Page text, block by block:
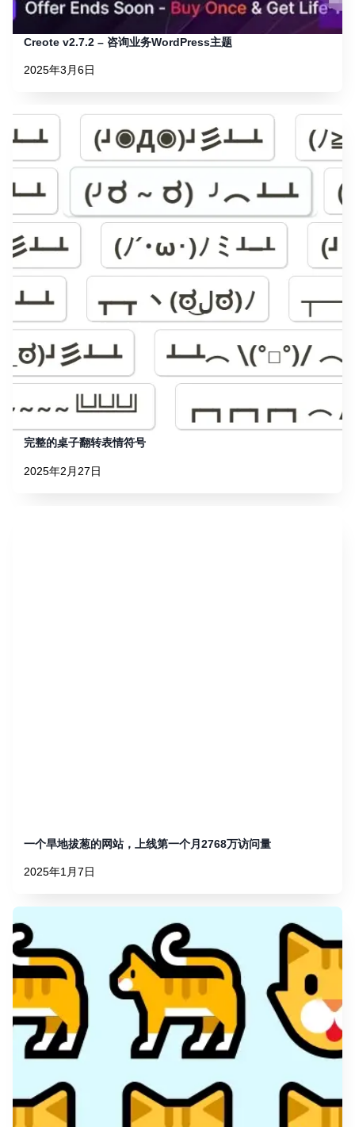
Creote v2.7.2 – 咨询业务WordPress主题
2025年3月6日
完整的桌子翻转表情符号
2025年2月27日
一个旱地拔葱的网站，上线第一个月2768万访问量
2025年1月7日